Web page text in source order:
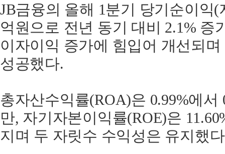
JB금융의 올해 1분기 당기순이익(
억원으로 전년 동기 대비 2.1% 증
이자이익 증가에 힘입어 개선되
성공했다.
총자산수익률(ROA)은 0.99%에
만, 자기자본이익률(ROE)은
지며 두 자릿수 수익성은 유지했